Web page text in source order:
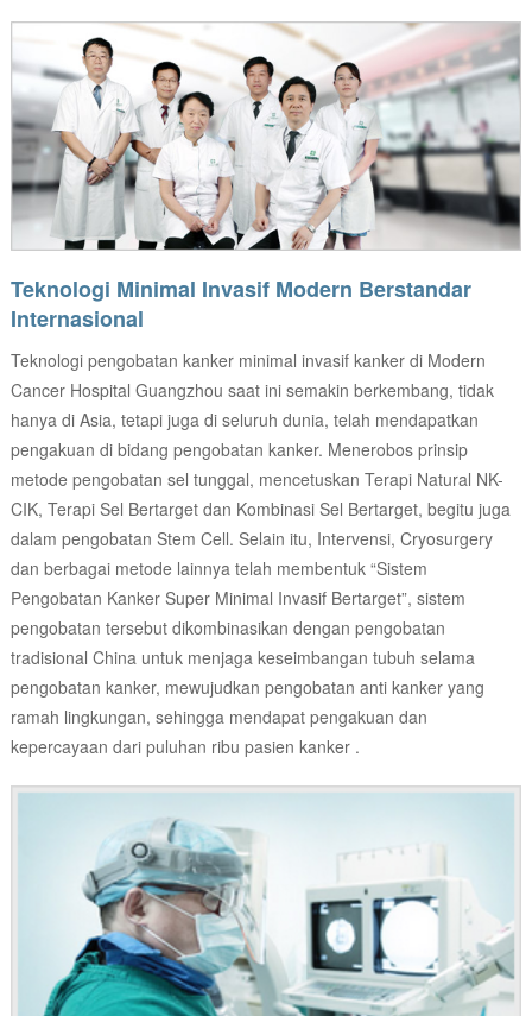
Teknologi Minimal Invasif Modern Berstandar
Internasional
Teknologi pengobatan kanker minimal invasif kanker di Modern
Cancer Hospital Guangzhou saat ini semakin berkembang, tidak
hanya di Asia, tetapi juga di seluruh dunia, telah mendapatkan
pengakuan di bidang pengobatan kanker. Menerobos prinsip
metode pengobatan sel tunggal, mencetuskan Terapi Natural NK-
CIK, Terapi Sel Bertarget dan Kombinasi Sel Bertarget, begitu juga
dalam pengobatan Stem Cell. Selain itu, Intervensi, Cryosurgery
dan berbagai metode lainnya telah membentuk “Sistem
Pengobatan Kanker Super Minimal Invasif Bertarget”, sistem
pengobatan tersebut dikombinasikan dengan pengobatan
tradisional China untuk menjaga keseimbangan tubuh selama
pengobatan kanker, mewujudkan pengobatan anti kanker yang
ramah lingkungan, sehingga mendapat pengakuan dan
kepercayaan dari puluhan ribu pasien kanker .